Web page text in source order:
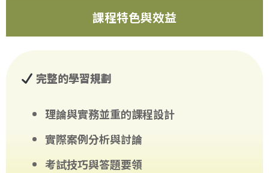
課程特色與效益
完整的學習規劃
理論與實務並重的課程設計
實際案例分析與討論
考試技巧與答題要領